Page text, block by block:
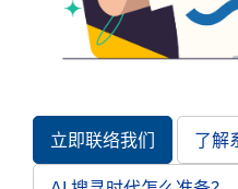
立即联络我们 了解